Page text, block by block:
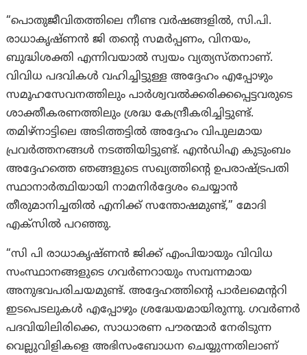
“പൊതുജീവിതത്തിലെ നീണ്ട വർഷങ്ങളിൽ, സി.പി.
രാധാകൃഷ്ണൻ ജി തന്റെ സമർപ്പണം, വിനയം,
ബുദ്ധിശക്തി എന്നിവയാൽ സ്വയം വ്യത്യസ്തനാണ്.
വിവിധ പദവികൾ വഹിച്ചിട്ടുള്ള അദ്ദേഹം എപ്പോഴും
സമൂഹസേവനത്തിലും പാർശ്വവൽക്കരിക്കപ്പെട്ടവരുടെ
ശാക്തീകരണത്തിലും ശ്രദ്ധ കേന്ദ്രീകരിച്ചിട്ടുണ്ട്.
തമിഴ്‌നാട്ടിലെ അടിത്തട്ടിൽ അദ്ദേഹം വിപുലമായ
പ്രവർത്തനങ്ങൾ നടത്തിയിട്ടുണ്ട്. എൻഡിഎ കുടുംബം
അദ്ദേഹത്തെ ഞങ്ങളുടെ സഖ്യത്തിന്റെ ഉപരാഷ്ട്രപതി
സ്ഥാനാർത്ഥിയായി നാമനിർദ്ദേശം ചെയ്യാൻ
തീരുമാനിച്ചതിൽ എനിക്ക് സന്തോഷമുണ്ട്,” മോദി
എക്‌സിൽ പറഞ്ഞു.
“സി പി രാധാകൃഷ്ണൻ ജിക്ക് എംപിയായും വിവിധ
സംസ്ഥാനങ്ങളുടെ ഗവർണറായും സമ്പന്നമായ
അനുഭവപരിചയമുണ്ട്. അദ്ദേഹത്തിന്റെ പാർലമെന്ററി
ഇടപെടലുകൾ എപ്പോഴും ശ്രദ്ധേയമായിരുന്നു. ഗവർണർ
പദവിയിലിരിക്കെ, സാധാരണ പൗരന്മാർ നേരിടുന്ന
വെല്ലുവിളികളെ അഭിസംബോധന ചെയ്യുന്നതിലാണ്